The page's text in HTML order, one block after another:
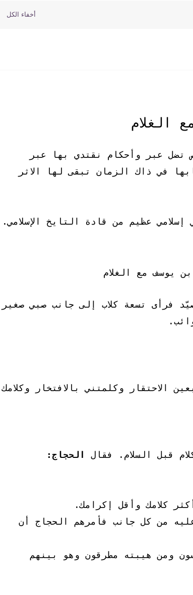
الغلام
تضل عبر وأحكام نقتدي بها عبر
في ذاك الزمان تبقى لها الاثر
عظيم من قادة التايخ الإسلامي.
يوسف مع الغلام
فرأى تسعة كلاب إلى جانب صبي صغير
الاحتقار وكلمتني بالافتخار وكلامك
قبل السلام. فقال
الحجاج:
كلامك وأقل إكرامك.
من كل جانب فأمرهم الحجاج أن
ومن هيبته مطرقون وهو بينهم